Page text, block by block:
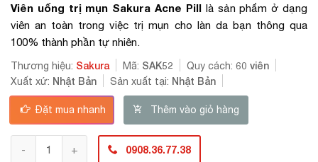
Viên uống trị mụn Sakura Acne Pilllà sản phẩm ở dạng
viên an toàn trong việc trị mụn cho làn da bạn thông qua
100% thành phần tự nhiên.
Thương hiệu: Sakura Mã: SAK52 Quy cách: 60 viên
Xuất xứ: Nhật Bản Sản xuất tại: Nhật Bản
Đặt mua nhanh Thêm vào giỏ hàng
0908.36.77.38